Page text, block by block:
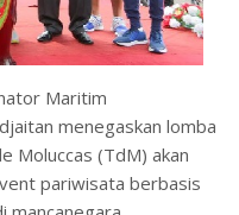
Maritim
menegaskan lomba
Moluccas (TdM) akan
pariwisata berbasis